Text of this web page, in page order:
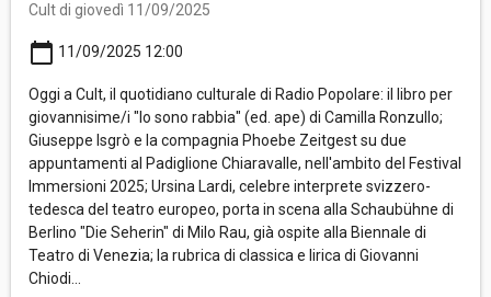
Cult di giovedì 11/09/2025
calendar_today 11/09/2025 12:00
Oggi a Cult, il quotidiano culturale di Radio Popolare: il libro per
giovannisime/i "Io sono rabbia" (ed. ape) di Camilla Ronzullo;
Giuseppe Isgrò e la compagnia Phoebe Zeitgest su due
appuntamenti al Padiglione Chiaravalle, nell'ambito del Festival
Immersioni 2025; Ursina Lardi, celebre interprete svizzero-
tedesca del teatro europeo, porta in scena alla Schaubühne di
Berlino "Die Seherin" di Milo Rau, già ospite alla Biennale di
Teatro di Venezia; la rubrica di classica e lirica di Giovanni
Chiodi...